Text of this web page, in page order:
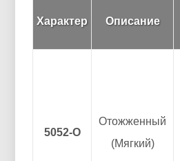
Характер Описание
5052-О
Отожженный
(Мягкий)